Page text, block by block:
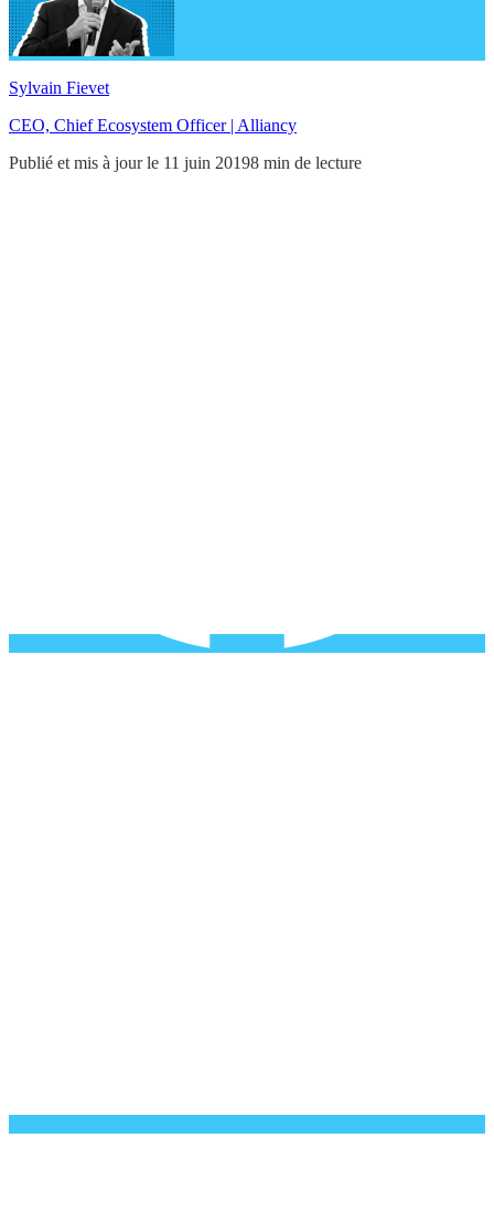
Sylvain Fievet
CEO, Chief Ecosystem Officer | Alliancy
Publié et mis à jour le 11 juin 20198 min de lecture